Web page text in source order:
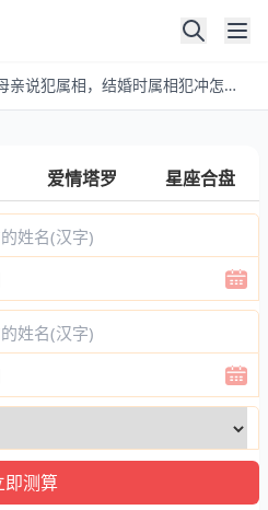
婚礼男方母亲说犯属相，结婚时属相犯冲怎么解？
爱情塔罗 星座合盘